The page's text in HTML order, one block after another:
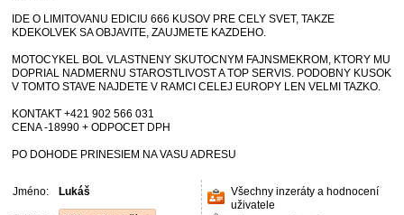
IDE O LIMITOVANU EDICIU 666 KUSOV PRE CELY SVET, TAKZE
KDEKOLVEK SA OBJAVITE, ZAUJMETE KAZDEHO.
MOTOCYKEL BOL VLASTNENY SKUTOCNYM FAJNSMEKROM, KTORY MU
DOPRIAL NADMERNU STAROSTLIVOST A TOP SERVIS. PODOBNY KUSOK
V TOMTO STAVE NAJDETE V RAMCI CELEJ EUROPY LEN VELMI TAZKO.
KONTAKT +421 902 566 031
CENA -18990 + ODPOCET DPH
PO DOHODE PRINESIEM NA VASU ADRESU
Jméno: Lukáš
Všechny inzeráty a hodnocení
uživatele